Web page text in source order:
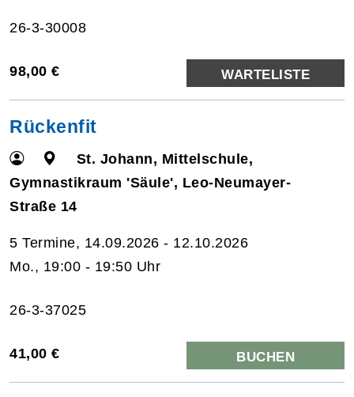
26-3-30008
98,00 € WARTELISTE
Rückenfit
St. Johann, Mittelschule,
Gymnastikraum 'Säule', Leo-Neumayer-
Straße 14
5 Termine, 14.09.2026 - 12.10.2026
Mo., 19:00 - 19:50 Uhr
26-3-37025
41,00 € BUCHEN